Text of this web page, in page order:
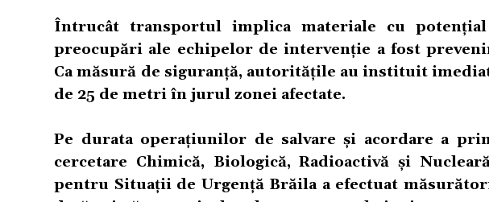
Întrucât transportul implica materiale cu
preocupări ale echipelor de intervenție a fost
Ca măsură de siguranță, autoritățile au instituit
de 25 de metri în jurul zonei afectate.
Pe durata operațiunilor de salvare și acordare a
cercetare Chimică, Biologică, Radioactivă și
pentru Situații de Urgență Brăila a efectuat